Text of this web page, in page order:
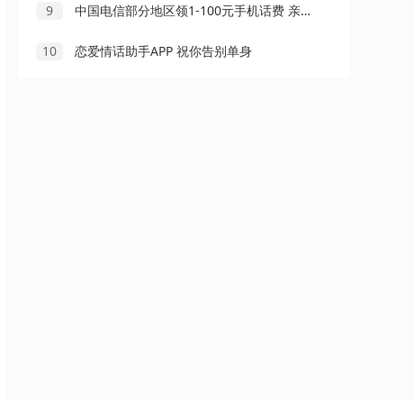
9 中国电信部分地区领1-100元手机话费 亲测秒到账 数量限量
10 恋爱情话助手APP 祝你告别单身